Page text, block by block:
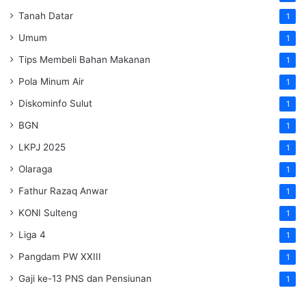
Tanah Datar 1
Umum 1
Tips Membeli Bahan Makanan 1
Pola Minum Air 1
Diskominfo Sulut 1
BGN 1
LKPJ 2025 1
Olaraga 1
Fathur Razaq Anwar 1
KONI Sulteng 1
Liga 4 1
Pangdam PW XXIII 1
Gaji ke-13 PNS dan Pensiunan 1